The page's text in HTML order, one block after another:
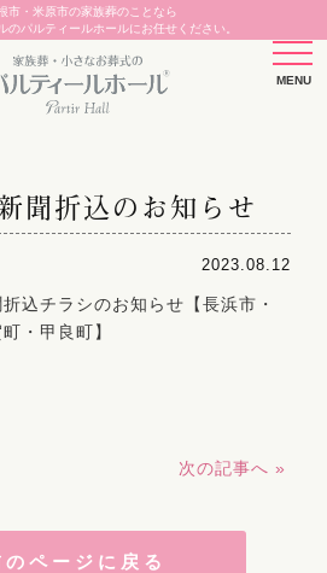
市・米原市の家族葬のことなら
のパルティールホールにお任せください。
聞折込のお知らせ
2023.08.12
込チラシのお知らせ【長浜市・
・甲良町】
次の記事へ »
のページに戻る